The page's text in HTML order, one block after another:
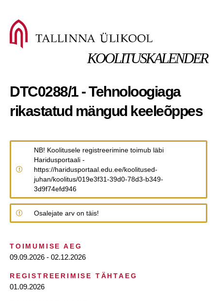
KOOLITUSKALENDER
DTC0288/1 - Tehnoloogiaga
rikastatud mängud keeleõppes
NB! Koolitusele registreerimine toimub läbi
Haridusportaali -
https://haridusportaal.edu.ee/koolitused-
juhan/koolitus/019e3f31-39d0-78d3-b349-
3d9f74efd946
Osalejate arv on täis!
TOIMUMISE AEG
09.09.2026 - 02.12.2026
REGISTREERIMISE TÄHTAEG
01.09.2026